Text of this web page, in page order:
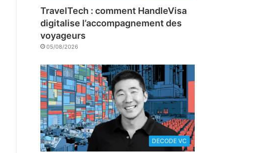
TravelTech : comment HandleVisa
digitalise l’accompagnement des
voyageurs
05/08/2026
DECODE VC